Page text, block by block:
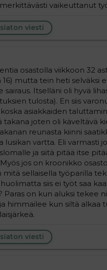
vaikeuttanut
viesti
osastolla viikkoon 32
16) mutta tein heti selväksi
sairaus. Itselläni oli hyvä
tulosta). En siis
asiakkaiden
takana joten oli käveltävä
reunasta kiinni
lusikan vartta. Eli varmasti
ja siitä pitää itse
jos on kroonikko
mitä sellaisella työparilla
siis ei työt saa
Paras on kun aluksi tekee
himmailee kun siltä alkaa
viesti